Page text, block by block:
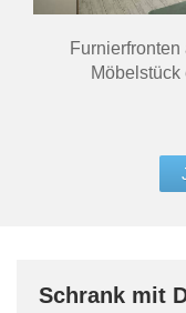
Schrank mit